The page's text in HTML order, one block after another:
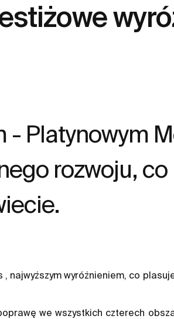
- Platynowym
rozwoju,
najwyższym wyróżnieniem, co
we wszystkich czterech